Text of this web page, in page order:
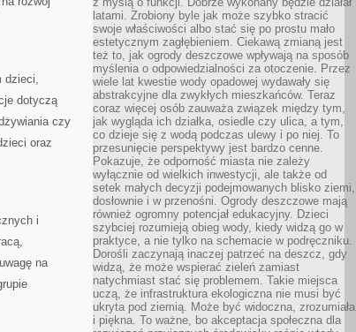
dzieci,
dotyczą
czy
oraz
i
na
latami. Zrobiony byle jak może szybko stracić
swoje właściwości albo stać się po prostu mało
estetycznym zagłębieniem. Ciekawą zmianą jest
też to, jak ogrody deszczowe wpływają na sposób
myślenia o odpowiedzialności za otoczenie. Przez
wiele lat kwestie wody opadowej wydawały się
abstrakcyjne dla zwykłych mieszkańców. Teraz
coraz więcej osób zauważa związek między tym,
jak wygląda ich działka, osiedle czy ulica, a tym,
co dzieje się z wodą podczas ulewy i po niej. To
przesunięcie perspektywy jest bardzo cenne.
Pokazuje, że odporność miasta nie zależy
wyłącznie od wielkich inwestycji, ale także od
setek małych decyzji podejmowanych blisko ziemi,
dosłownie i w przenośni. Ogrody deszczowe mają
również ogromny potencjał edukacyjny. Dzieci
szybciej rozumieją obieg wody, kiedy widzą go w
praktyce, a nie tylko na schemacie w podręczniku.
Dorośli zaczynają inaczej patrzeć na deszcz, gdy
widzą, że może wspierać zieleń zamiast
natychmiast stać się problemem. Takie miejsca
uczą, że infrastruktura ekologiczna nie musi być
ukryta pod ziemią. Może być widoczna, zrozumiała
i piękna. To ważne, bo akceptacja społeczna dla